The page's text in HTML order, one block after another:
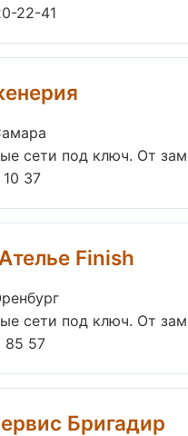
22-41
сети под ключ. От
37
Finish
сети под ключ. От
85 57
Бригадир